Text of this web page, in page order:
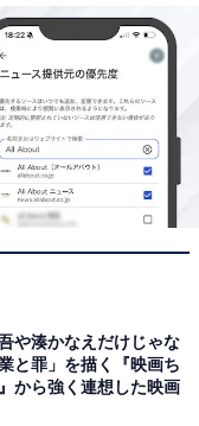
た写真集
幻冬舎）の表紙で
2023年3月には10
社）を発表しまし
キング結果を見
や湊かなえだけじゃな
と罪」を描く『映画ち
から強く連想した映画